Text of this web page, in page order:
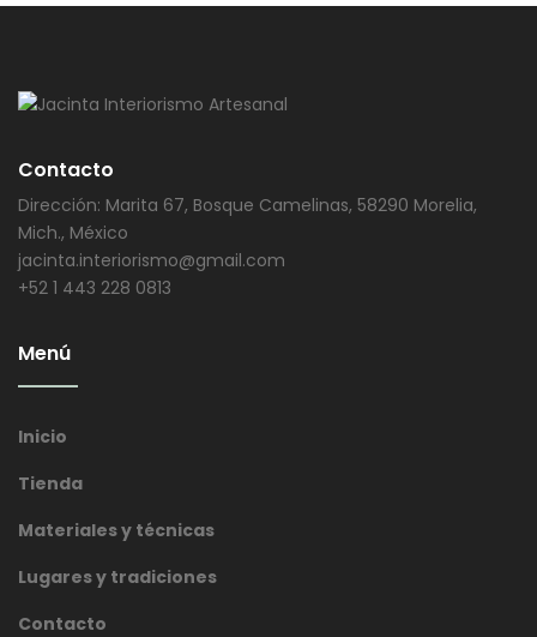
Contacto
Dirección: Marita 67, Bosque Camelinas, 58290 Morelia,
Mich., México
jacinta.interiorismo@gmail.com
+52 1 443 228 0813
Menú
Inicio
Tienda
Materiales y técnicas
Lugares y tradiciones
Contacto